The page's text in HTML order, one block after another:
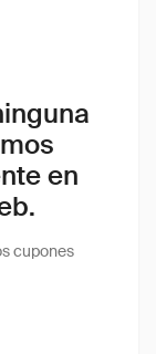
en
cupones